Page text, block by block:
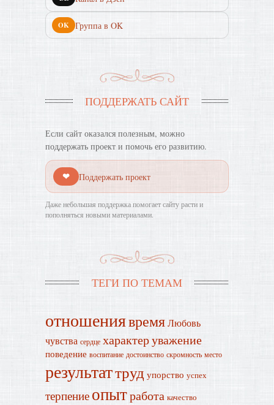
OK Группа в OK
ПОДДЕРЖАТЬ САЙТ
Если сайт оказался полезным, можно
поддержать проект и помочь его развитию.
❤ Поддержать проект
Даже небольшая поддержка помогает сайту расти и
пополняться новыми материалами.
ТЕГИ ПО ТЕМАМ
отношениявремяЛюбовь
чувства сердце характеруважение
поведение воспитание достоинство скромность место
результаттруд упорство успех
терпение опытработа качество